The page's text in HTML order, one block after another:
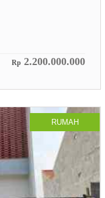
Rp 2.200.000.000
RUMAH